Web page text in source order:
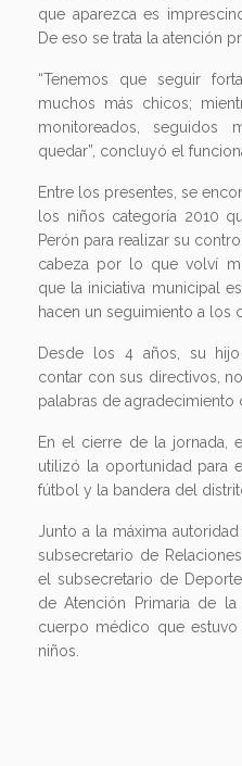
que aparezca es
De eso se trata la atención
“Tenemos que seguir
muchos más chicos;
monitoreados, seguidos
quedar”, concluyó el
Entre los presentes, se
los niños categoría 2010
Perón para realizar su
cabeza por lo que volví
que la iniciativa municipal
hacen un seguimiento a los
Desde los 4 años, su
contar con sus directivos,
palabras de agradecimiento
En el cierre de la jornada,
utilizó la oportunidad para
fútbol y la bandera del
Junto a la máxima
subsecretario de
el subsecretario de
de Atención Primaria de
cuerpo médico que
niños.